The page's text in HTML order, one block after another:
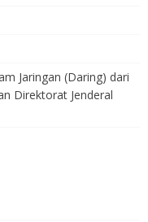
Jaringan (Daring) dari
Direktorat Jenderal